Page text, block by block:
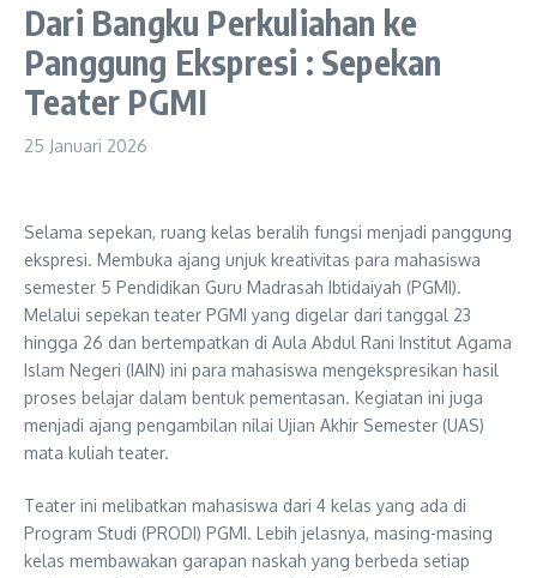
Dari Bangku Perkuliahan ke
Panggung Ekspresi : Sepekan
Teater PGMI
25 Januari 2026
Selama sepekan, ruang kelas beralih fungsi menjadi panggung
ekspresi. Membuka ajang unjuk kreativitas para mahasiswa
semester 5 Pendidikan Guru Madrasah Ibtidaiyah (PGMI).
Melalui sepekan teater PGMI yang digelar dari tanggal 23
hingga 26 dan bertempatkan di Aula Abdul Rani Institut Agama
Islam Negeri (IAIN) ini para mahasiswa mengekspresikan hasil
proses belajar dalam bentuk pementasan. Kegiatan ini juga
menjadi ajang pengambilan nilai Ujian Akhir Semester (UAS)
mata kuliah teater.
Teater ini melibatkan mahasiswa dari 4 kelas yang ada di
Program Studi (PRODI) PGMI. Lebih jelasnya, masing-masing
kelas membawakan garapan naskah yang berbeda setiap